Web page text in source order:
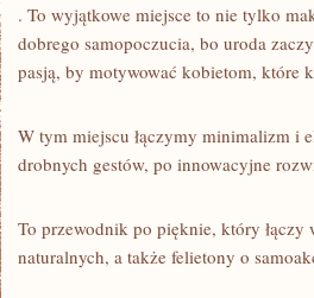
. To wyjątkowe miejsce to nie tylko
dobrego samopoczucia, bo uroda
pasją, by motywować kobietom, które
W tym miejscu łączymy minimalizm i
drobnych gestów, po innowacyjne
To przewodnik po pięknie, który
naturalnych, a także felietony o